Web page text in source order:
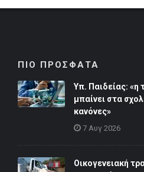
ΠΙΟ ΠΡΟΣΦΑΤΑ
Υπ. Παιδείας: «η
μπαίνει στα
κανόνες»
7 Αυγ 2026
Οικογενειακή